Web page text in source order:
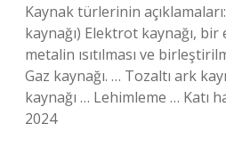
Kaynak türlerinin
kaynağı) Elektrot kaynağı,
metalin ısıtılması ve
Gaz kaynağı. … Tozaltı ark
kaynağı … Lehimleme … Katı
2024